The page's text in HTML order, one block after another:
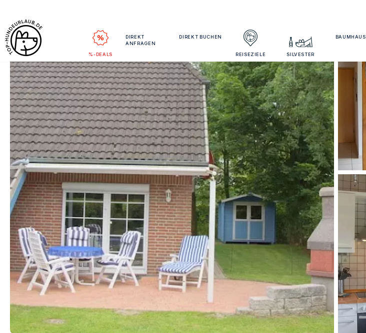
%-DEALS
DIREKT
ANFRAGEN
DIREKT BUCHEN
REISEZIELE SILVESTER
BAUMHAUS